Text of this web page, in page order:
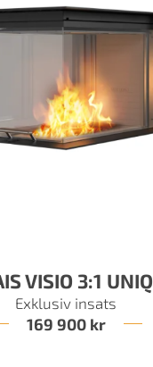
VISIO 3:1 UNIQ
Exklusiv insats
169 900 kr